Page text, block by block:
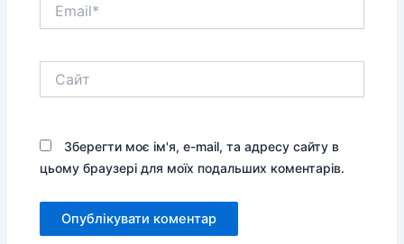
Зберегти моє ім'я, e-mail, та адресу сайту в
цьому браузері для моїх подальших коментарів.